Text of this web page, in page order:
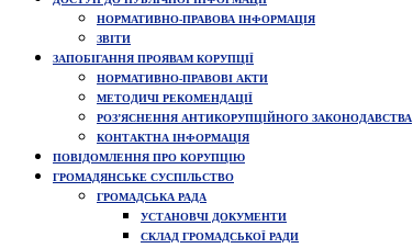
НОРМАТИВНО-ПРАВОВА ІНФОРМАЦІЯ
ЗВІТИ
ЗАПОБІГАННЯ ПРОЯВАМ КОРУПЦІЇ
НОРМАТИВНО-ПРАВОВІ АКТИ
МЕТОДИЧІ РЕКОМЕНДАЦІЇ
РОЗ’ЯСНЕННЯ АНТИКОРУПЦІЙНОГО ЗАКОНОДАВСТВА
КОНТАКТНА ІНФОРМАЦІЯ
ПОВІДОМЛЕННЯ ПРО КОРУПЦІЮ
ГРОМАДЯНСЬКЕ СУСПІЛЬСТВО
ГРОМАДСЬКА РАДА
УСТАНОВЧІ ДОКУМЕНТИ
СКЛАД ГРОМАДСЬКОЇ РАДИ